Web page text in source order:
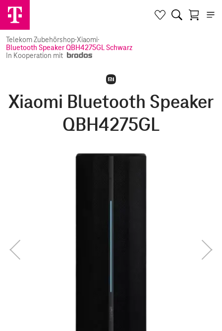
Telekom Zubehörshop·Xiaomi·
Bluetooth Speaker QBH4275GL Schwarz
In Kooperation mit
Xiaomi Bluetooth Speaker
QBH4275GL